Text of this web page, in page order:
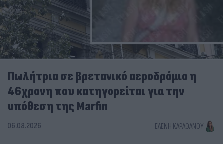
Πωλήτρια σε βρετανικό αεροδρόμιο η
46χρονη που κατηγορείται για την
υπόθεση της Marfin
06.08.2026 ΕΛΈΝΗ ΚΑΡΑΘΆΝΟΥ